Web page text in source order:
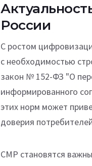
России
С ростом
с необходимостью
закон № 152-ФЗ "О
информированного
этих норм может
доверия
CMP становятся